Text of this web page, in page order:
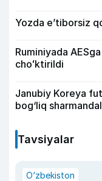
Yozda e’tiborsiz
Ruminiyada
choʻktirildi
Janubiy Koreya
bog‘liq
Tavsiyalar
O‘zbekiston